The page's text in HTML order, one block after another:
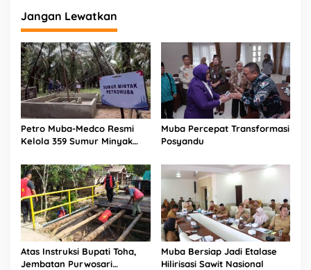
Jangan Lewatkan
Petro Muba-Medco Resmi
Kelola 359 Sumur Minyak
Muba Percepat Transformasi
Posyandu
Atas Instruksi Bupati Toha,
Jembatan Purwosari
Muba Bersiap Jadi Etalase
Hilirisasi Sawit Nasional